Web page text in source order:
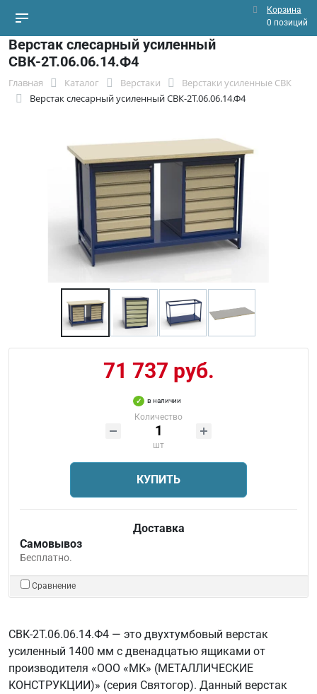
Корзина
0 позиций
Верстак слесарный усиленный
СВК-2Т.06.06.14.Ф4
Главная Каталог Верстаки
Верстаки усиленные СВК
Верстак слесарный усиленный СВК-2Т.06.06.14.Ф4
71 737 руб.
в наличии
Количество
шт
КУПИТЬ
Доставка
Самовывоз
Бесплатно.
Сравнение
СВК-2Т.06.06.14.Ф4 — это двухтумбовый верстак
усиленный 1400 мм с двенадцатью ящиками от
производителя «ООО «МК» (МЕТАЛЛИЧЕСКИЕ
КОНСТРУКЦИИ)» (серия Святогор). Данный верстак